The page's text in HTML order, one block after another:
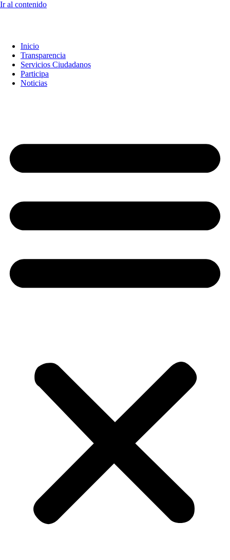
Ir al contenido
Inicio
Transparencia
Servicios Ciudadanos
Participa
Noticias